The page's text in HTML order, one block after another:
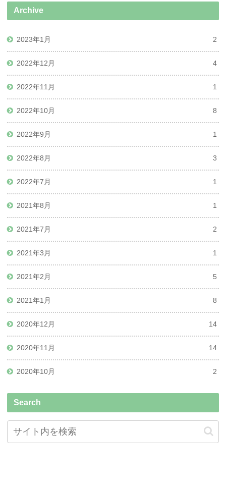
Archive
2023年1月 2
2022年12月 4
2022年11月 1
2022年10月 8
2022年9月 1
2022年8月 3
2022年7月 1
2021年8月 1
2021年7月 2
2021年3月 1
2021年2月 5
2021年1月 8
2020年12月 14
2020年11月 14
2020年10月 2
Search